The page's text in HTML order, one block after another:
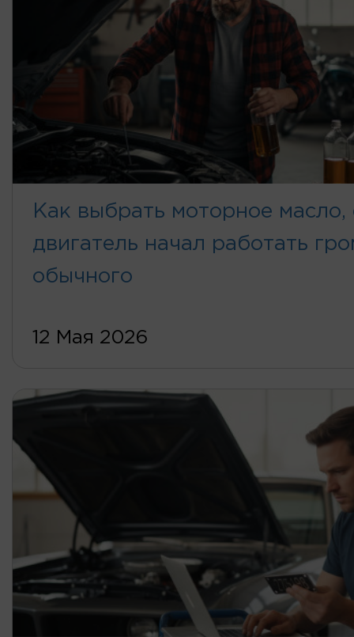
Как выбрать моторное масло,
двигатель начал работать
обычного
12 Мая 2026